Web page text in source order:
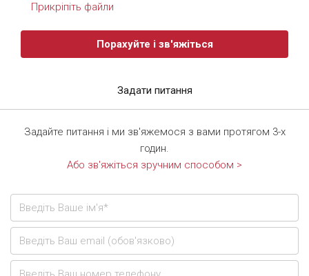
Прикріпіть файли
Порахуйте і зв'яжіться
Задати питання
Задайте питання і ми зв'яжемося з вами протягом 3-х
годин.
Або зв'яжіться зручним способом >